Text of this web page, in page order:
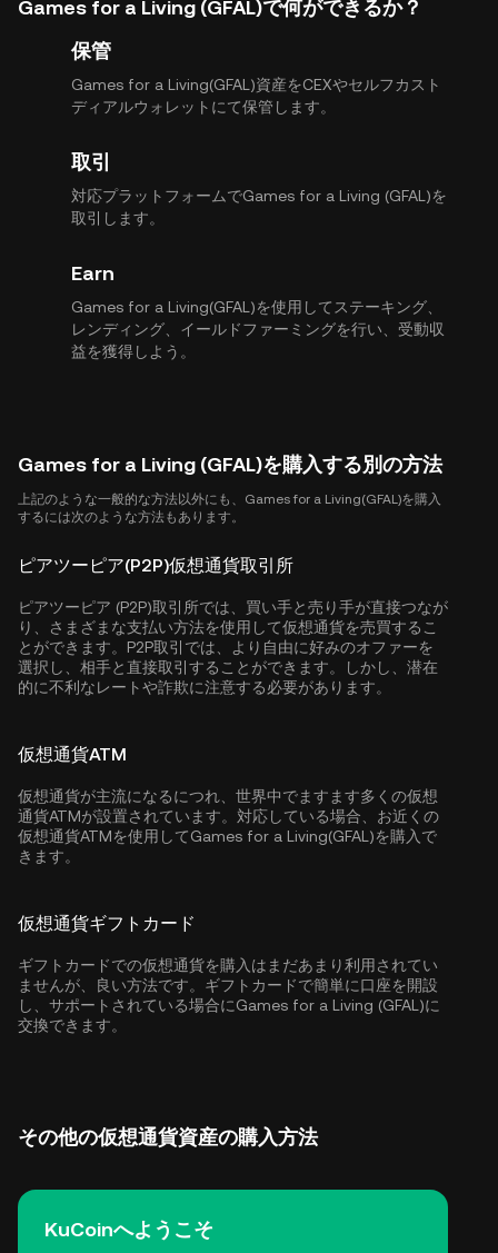
Games for a Living (GFAL)で何ができるか？
保管
Games for a Living(GFAL)資産をCEXやセルフカスト
ディアルウォレットにて保管します。
取引
対応プラットフォームでGames for a Living (GFAL)を
取引します。
Earn
Games for a Living(GFAL)を使用してステーキング、
レンディング、イールドファーミングを行い、受動収
益を獲得しよう。
Games for a Living (GFAL)を購入する別の方法
上記のような一般的な方法以外にも、Games for a Living(GFAL)を購入
するには次のような方法もあります。
ピアツーピア(P2P)仮想通貨取引所
ピアツーピア (P2P)取引所では、買い手と売り手が直接つなが
り、さまざまな支払い方法を使用して仮想通貨を売買するこ
とができます。P2P取引では、より自由に好みのオファーを
選択し、相手と直接取引することができます。しかし、潜在
的に不利なレートや詐欺に注意する必要があります。
仮想通貨ATM
仮想通貨が主流になるにつれ、世界中でますます多くの仮想
通貨ATMが設置されています。対応している場合、お近くの
仮想通貨ATMを使用してGames for a Living(GFAL)を購入で
きます。
仮想通貨ギフトカード
ギフトカードでの仮想通貨を購入はまだあまり利用されてい
ませんが、良い方法です。ギフトカードで簡単に口座を開設
し、サポートされている場合にGames for a Living (GFAL)に
交換できます。
その他の仮想通貨資産の購入方法
KuCoinへようこそ